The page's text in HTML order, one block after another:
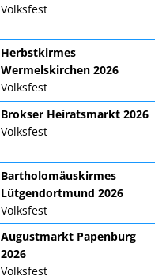
Volksfest
Herbstkirmes
Wermelskirchen 2026
Volksfest
Brokser Heiratsmarkt 2026
Volksfest
Bartholomäuskirmes
Lütgendortmund 2026
Volksfest
Augustmarkt Papenburg
2026
Volksfest